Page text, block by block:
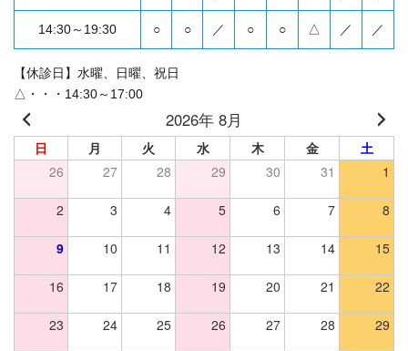
14:30～19:30 ○ ○ ／ ○ ○ △ ／ ／
【休診日】水曜、日曜、祝日
△・・・14:30～17:00
2026年 8月
日 月 火 水 木 金
土
26
27 28 29 30 31 1
2 3 4 5 6 7 8
9 10 11 12 13 14 15
16 17 18 19 20 21 22
23 24 25 26 27 28 29